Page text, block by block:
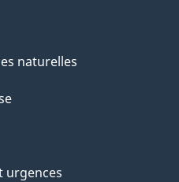
naturelles
urgences